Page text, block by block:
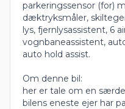
parkeringssensor (for)
dæktryksmåler,
lys, fjernlysassistent, 6
vognbaneassistent,
auto hold assist.
Om denne bil:
her er tale om en
bilens eneste ejer har